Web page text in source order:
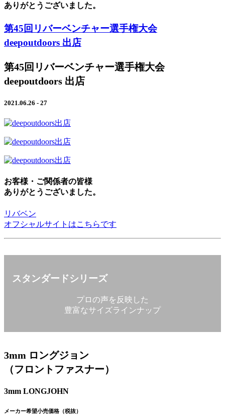
ありがとうございました。
第45回リバーベンチャー選手権大会
deepoutdoors 出店
第45回リバーベンチャー選手権大会
deepoutdoors 出店
2021.06.26 - 27
お客様・ご関係者の皆様
ありがとうございました。
リバベン
オフシャルサイトはこちらです
スタンダードシリーズ
プロの声を反映した
豊富なサイズラインナップ
3mm ロングジョン
（フロントファスナー）
3mm LONGJOHN
メーカー希望小売価格（税抜）